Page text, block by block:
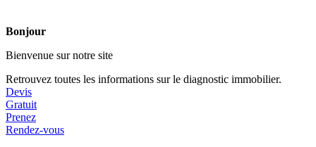
Bonjour
Bienvenue sur notre site
Retrouvez toutes les informations sur le diagnostic immobilier.
Devis
Gratuit
Prenez
Rendez-vous